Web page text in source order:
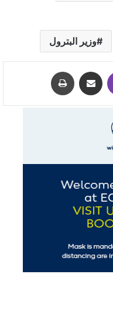
وزير البترول
ڤايبر مشاركة عبر البريد